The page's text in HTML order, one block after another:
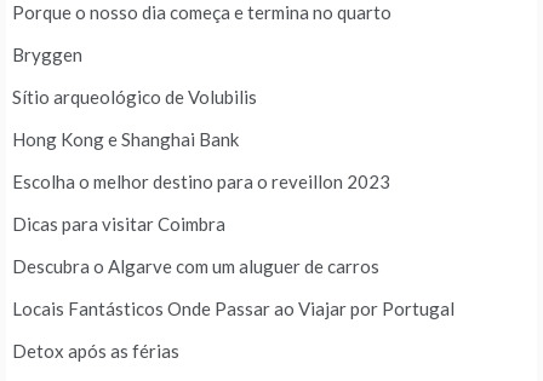
Porque o nosso dia começa e termina no quarto
Bryggen
Sítio arqueológico de Volubilis
Hong Kong e Shanghai Bank
Escolha o melhor destino para o reveillon 2023
Dicas para visitar Coimbra
Descubra o Algarve com um aluguer de carros
Locais Fantásticos Onde Passar ao Viajar por Portugal
Detox após as férias